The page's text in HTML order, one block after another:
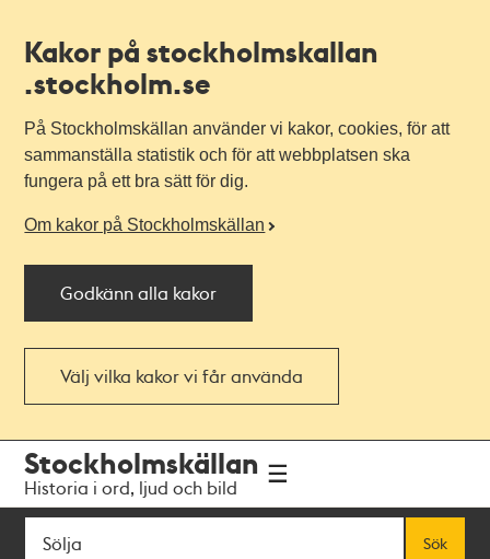
Kakor på stockholmskallan
.stockholm.se
På Stockholmskällan använder vi kakor, cookies, för att
sammanställa statistik och för att webbplatsen ska
fungera på ett bra sätt för dig.
Om kakor på Stockholmskällan
Godkänn alla kakor
Välj vilka kakor vi får använda
navigationen
huvudinnehållet
Stockholmskällan
Historia i ord, ljud och bild
Sök
Sök